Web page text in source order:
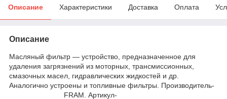
Описание Характеристики Доставка Оплата
Описание
Масляный фильтр — устройство, предназначенное для
удаления загрязнений из моторных, трансмиссионных,
смазочных масел, гидравлических жидкостей и др.
Аналогично устроены и топливные фильтры. Производитель-
FRAM. Артикул-